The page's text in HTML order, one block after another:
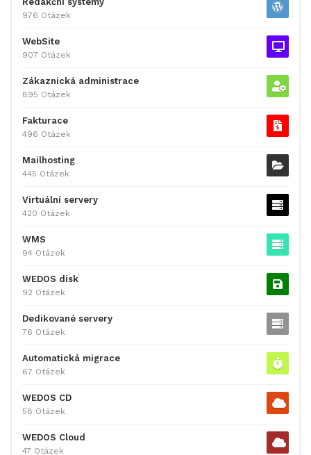
976 Otázek
WebSite
907 Otázek
Zákaznická administrace
895 Otázek
Fakturace
496 Otázek
Mailhosting
445 Otázek
Virtuální servery
420 Otázek
WMS
94 Otázek
WEDOS disk
92 Otázek
Dedikované servery
76 Otázek
Automatická migrace
67 Otázek
WEDOS CD
58 Otázek
WEDOS Cloud
47 Otázek